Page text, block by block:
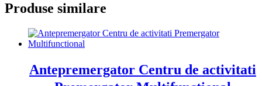
Produse similare
Antepremergator Centru de activitati